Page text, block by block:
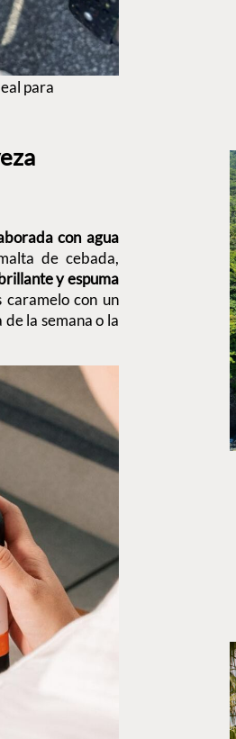
para
con agua
de cebada,
y espuma
caramelo con un
la semana o la